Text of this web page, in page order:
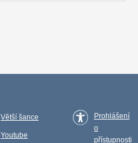
Větší šance
Youtube
Prohlášení
o
přístupnosti